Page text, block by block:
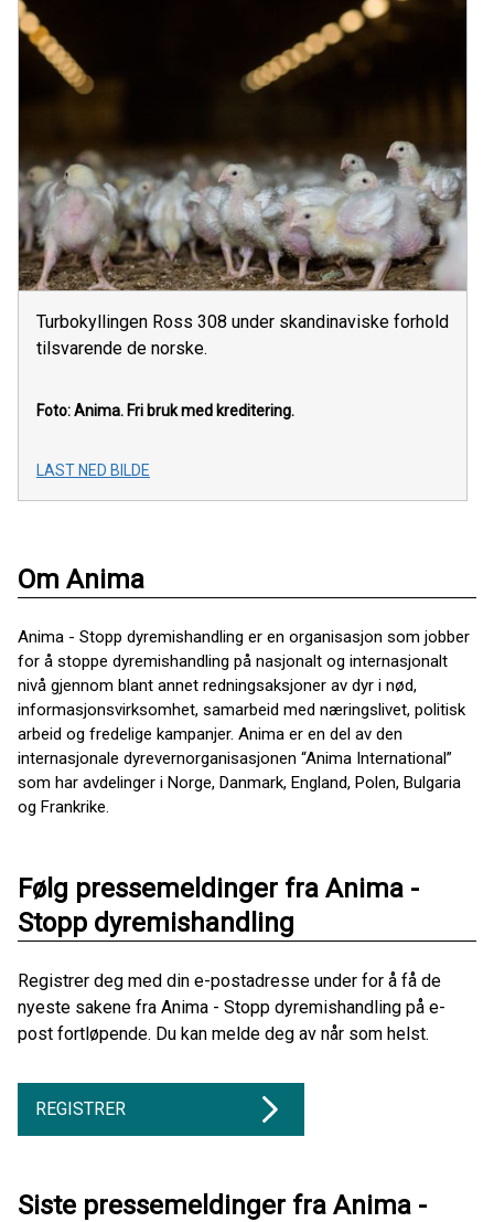
Turbokyllingen Ross 308 under skandinaviske forhold
tilsvarende de norske.
Foto: Anima. Fri bruk med kreditering.
LAST NED BILDE
Om Anima
Anima - Stopp dyremishandling er en organisasjon som jobber
for å stoppe dyremishandling på nasjonalt og internasjonalt
nivå gjennom blant annet redningsaksjoner av dyr i nød,
informasjonsvirksomhet, samarbeid med næringslivet, politisk
arbeid og fredelige kampanjer. Anima er en del av den
internasjonale dyrevernorganisasjonen “Anima International”
som har avdelinger i Norge, Danmark, England, Polen, Bulgaria
og Frankrike.
Følg pressemeldinger fra Anima -
Stopp dyremishandling
Registrer deg med din e-postadresse under for å få de
nyeste sakene fra Anima - Stopp dyremishandling på e-
post fortløpende. Du kan melde deg av når som helst.
REGISTRER
Siste pressemeldinger fra Anima -